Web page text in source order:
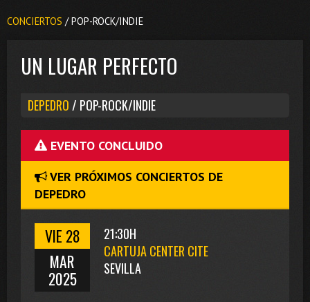
CONCIERTOS / POP-ROCK/INDIE
UN LUGAR PERFECTO
DEPEDRO / POP-ROCK/INDIE
EVENTO CONCLUIDO
VER PRÓXIMOS CONCIERTOS DE
DEPEDRO
VIE 28
MAR
2025
21:30H
CARTUJA CENTER CITE
SEVILLA